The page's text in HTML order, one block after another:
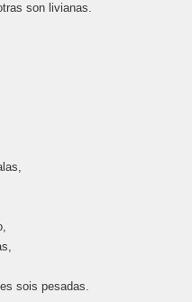
son livianas.
sois pesadas.